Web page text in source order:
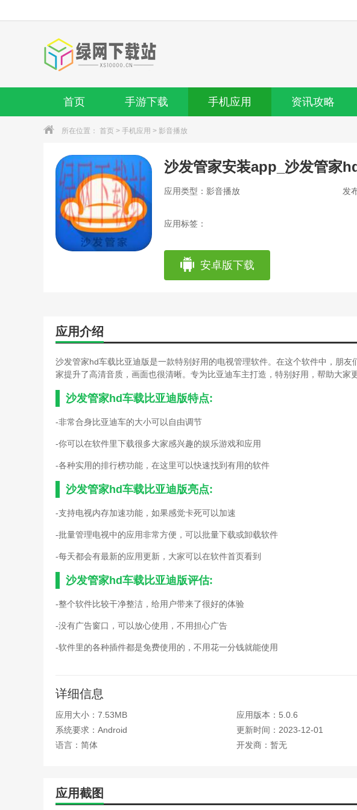
首页 手游下载 手机应用 资讯攻略
所在位置： 首页 > 手机应用 > 影音播放
应用类型：影音播放 发
应用标签：
安卓版下载
应用介绍
沙发管家hd车载比亚迪版是一款特别好用的电视管理软件。在这个软件中，朋
家提升了高清音质，画面也很清晰。专为比亚迪车主打造，特别好用，帮助大家
沙发管家hd车载比亚迪版特点:
-非常合身比亚迪车的大小可以自由调节
-你可以在软件里下载很多大家感兴趣的娱乐游戏和应用
-各种实用的排行榜功能，在这里可以快速找到有用的软件
沙发管家hd车载比亚迪版亮点:
-支持电视内存加速功能，如果感觉卡死可以加速
-批量管理电视中的应用非常方便，可以批量下载或卸载软件
-每天都会有最新的应用更新，大家可以在软件首页看到
沙发管家hd车载比亚迪版评估:
-整个软件比较干净整洁，给用户带来了很好的体验
-没有广告窗口，可以放心使用，不用担心广告
-软件里的各种插件都是免费使用的，不用花一分钱就能使用
详细信息
应用大小：7.53MB
应用版本：5.0.6
系统要求：Android
更新时间：2023-12-01
语言：简体
开发商：暂无
应用截图